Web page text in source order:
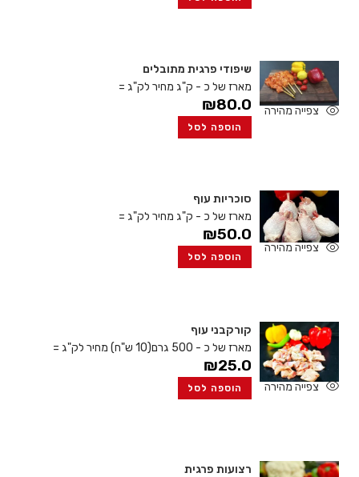
צפייה מהירה
שיפודי פרגית מתובלים
מארז של כ - ק"ג מחיר לק"ג =
₪80.0
הוספה לסל
צפייה מהירה
סוכריות עוף
מארז של כ - ק"ג מחיר לק"ג =
₪50.0
הוספה לסל
צפייה מהירה
קורקבני עוף
מארז של כ - 500 גרם(10 ש"ח)
מחיר לק"ג =
₪25.0
הוספה לסל
רצועות פרגית